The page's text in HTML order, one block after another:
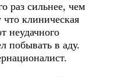
раз сильнее, чем
клиническая
неудачного
побывать в аду.